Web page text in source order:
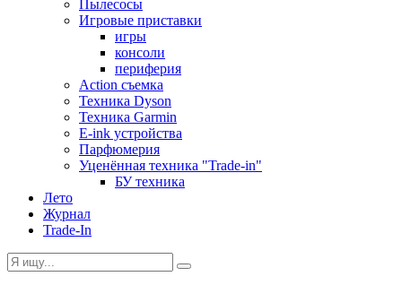
Пылесосы
Игровые приставки
игры
консоли
периферия
Action съемка
Техника Dyson
Техника Garmin
E-ink устройства
Парфюмерия
Уценённая техника "Trade-in"
БУ техника
Лето
Журнал
Trade-In